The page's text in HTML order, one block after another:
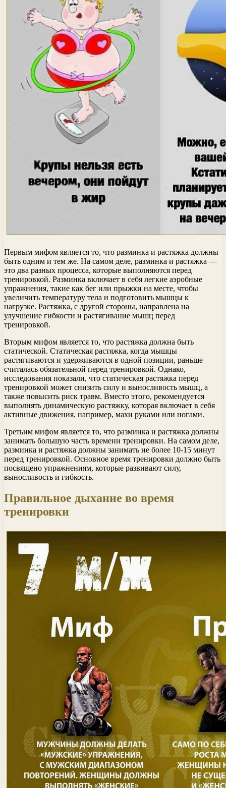
Первым мифом является то, что разминка и растяжка должны
быть одним и тем же. На самом деле, разминка и растяжка —
это два разных процесса, которые выполняются перед
тренировкой. Разминка включает в себя легкие аэробные
упражнения, такие как бег или прыжки на месте, чтобы
увеличить температуру тела и подготовить мышцы к
нагрузке. Растяжка, с другой стороны, направлена на
улучшение гибкости и растягивание мышц перед
тренировкой.
Вторым мифом является то, что растяжка должна быть
статической. Статическая растяжка, когда мышцы
растягиваются и удерживаются в одной позиции, раньше
считалась обязательной перед тренировкой. Однако,
исследования показали, что статическая растяжка перед
тренировкой может снизить силу и выносливость мышц, а
также повысить риск травм. Вместо этого, рекомендуется
выполнять динамическую растяжку, которая включает в себя
активные движения, например, махи руками или ногами.
Третьим мифом является то, что разминка и растяжка должны
занимать большую часть времени тренировки. На самом деле,
разминка и растяжка должны занимать не более 10-15 минут
перед тренировкой. Основное время тренировки должно быть
посвящено упражнениям, которые развивают силу,
выносливость и гибкость.
Правильное дыхание во время
тренировки